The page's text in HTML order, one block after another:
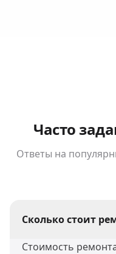
Часто
Ответы на
Сколько стоит
Стоимость